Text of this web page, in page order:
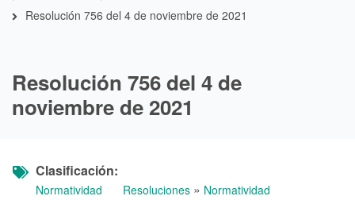
Resolución 756 del 4 de noviembre de 2021
Resolución 756 del 4 de
noviembre de 2021
Clasificación
Normatividad Resoluciones » Normatividad